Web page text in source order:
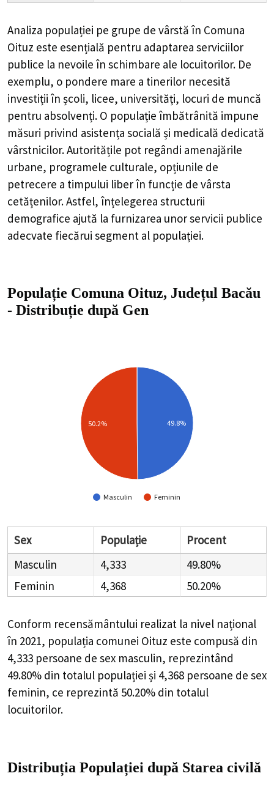
Analiza populației pe grupe de vârstă în Comuna
Oituz este esențială pentru adaptarea serviciilor
publice la nevoile în schimbare ale locuitorilor. De
exemplu, o pondere mare a tinerilor necesită
investiții în școli, licee, universități, locuri de muncă
pentru absolvenți. O populație îmbătrânită impune
măsuri privind asistența socială și medicală dedicată
vârstnicilor. Autoritățile pot regândi amenajările
urbane, programele culturale, opțiunile de
petrecere a timpului liber în funcție de vârsta
cetățenilor. Astfel, înțelegerea structurii
demografice ajută la furnizarea unor servicii publice
adecvate fiecărui segment al populației.
Populație Comuna Oituz, Județul Bacău
- Distribuție după Gen
Masculin Feminin
49.8%
50.2%
Sex Populație
Procent
Masculin
4,333
49.80%
Feminin
4,368 50.20%
Conform recensământului realizat la nivel național
în 2021, populația comunei Oituz este compusă din
4,333 persoane de sex masculin, reprezintând
49.80% din totalul populației și 4,368 persoane de sex
feminin, ce reprezintă 50.20% din totalul
locuitorilor.
Distribuția Populației după Starea civilă